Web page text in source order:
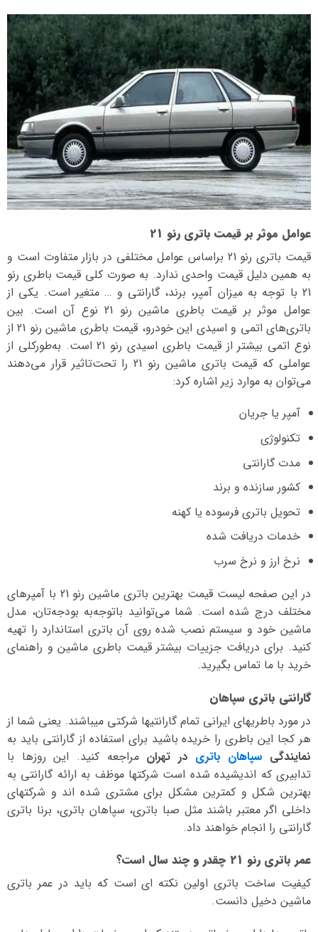
عوامل موثر بر قیمت باتری رنو 21
قیمت باتری رنو 21 بر‌اساس عوامل مختلفی در بازار متفاوت است و
به همین دلیل قیمت واحدی ندارد. به صورت کلی قیمت باطری رنو
21 با توجه به میزان آمپر، برند، گارانتی و … متغیر است. یکی از
عوامل موثر بر قیمت باطری ماشین رنو 21 نوع آن است. بین
باتری‌های اتمی و اسیدی این خودرو، قیمت باطری ماشین رنو 21 از
نوع اتمی بیشتر از قیمت باطری اسیدی رنو 21 است. به‌طورکلی از
عواملی که قیمت باتری ماشین رنو 21 را تحت‌تاثیر قرار می‌دهند
می‌توان به موارد زیر اشاره کرد:
آمپر یا جریان
تکنولوژی
مدت گارانتی
کشور سازنده و برند
تحویل باتری فرسوده یا کهنه
خدمات دریافت شده
نرخ ارز و نرخ سرب
در این صفحه لیست قیمت بهترین باتری ماشین رنو 21 با آمپرهای
مختلف درج شده است. شما می‌توانید با‌توجه‌به بودجه‌تان، مدل
ماشین خود و سیستم نصب شده روی آن باتری استاندارد را تهیه
کنید. برای دریافت جزییات بیشتر قیمت باطری ماشین و راهنمای
خرید با ما تماس بگیرید.
گارانتی باتری سپاهان
در مورد باطریهای ایرانی تمام گارانتیها شرکتی میباشند. یعنی شما از
هر کجا این باطری را خریده باشید برای استفاده از گارانتی باید به
نمایندگی سپاهان باتری در تهران مراجعه کنید. این روزها با
تدابیری که اندیشیده شده است شرکتها موظف به ارائه گارانتی به
بهترین شکل و کمترین مشکل برای مشتری شده اند و شرکتهای
داخلی اگر معتبر باشند مثل صبا باتری، سپاهان باتری، برنا باتری
گارانتی را انجام خواهند داد.
عمر باتری رنو 21 چقدر و چند سال است؟
کیفیت ساخت باتری اولین نکته ای است که باید در عمر باتری
ماشین دخیل دانست.